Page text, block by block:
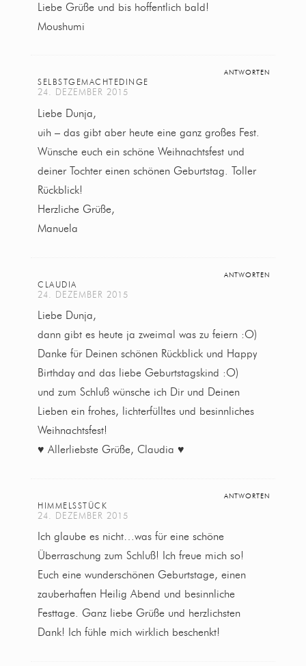
Liebe Grüße und bis hoffentlich bald!
Moushumi
ANTWORTEN
SELBSTGEMACHTEDINGE
24. DEZEMBER 2015
Liebe Dunja,
uih – das gibt aber heute eine ganz großes Fest.
Wünsche euch ein schöne Weihnachtsfest und
deiner Tochter einen schönen Geburtstag. Toller
Rückblick!
Herzliche Grüße,
Manuela
ANTWORTEN
CLAUDIA
24. DEZEMBER 2015
Liebe Dunja,
dann gibt es heute ja zweimal was zu feiern :O)
Danke für Deinen schönen Rückblick und Happy
Birthday and das liebe Geburtstagskind :O)
und zum Schluß wünsche ich Dir und Deinen
Lieben ein frohes, lichterfülltes und besinnliches
Weihnachtsfest!
♥ Allerliebste Grüße, Claudia ♥
ANTWORTEN
HIMMELSSTÜCK
24. DEZEMBER 2015
Ich glaube es nicht…was für eine schöne
Überraschung zum Schluß! Ich freue mich so!
Euch eine wunderschönen Geburtstage, einen
zauberhaften Heilig Abend und besinnliche
Festtage. Ganz liebe Grüße und herzlichsten
Dank! Ich fühle mich wirklich beschenkt!